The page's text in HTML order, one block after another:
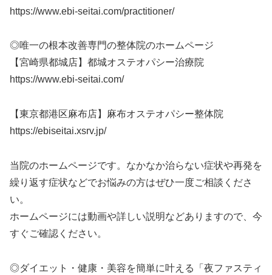
https://www.ebi-seitai.com/practitioner/
◎唯一の根本改善専門の整体院のホームページ
【宮崎県都城店】都城オステオパシー治療院
https://www.ebi-seitai.com/
【東京都港区麻布店】麻布オステオパシー整体院
https://ebiseitai.xsrv.jp/
当院のホームページです。なかなか治らない症状や再発を
繰り返す症状などでお悩みの方はぜひ一度ご相談くださ
い。
ホームページには動画や詳しい説明などありますので、今
すぐご確認ください。
◎ダイエット・健康・美容を簡単に叶える「夜ファスティ